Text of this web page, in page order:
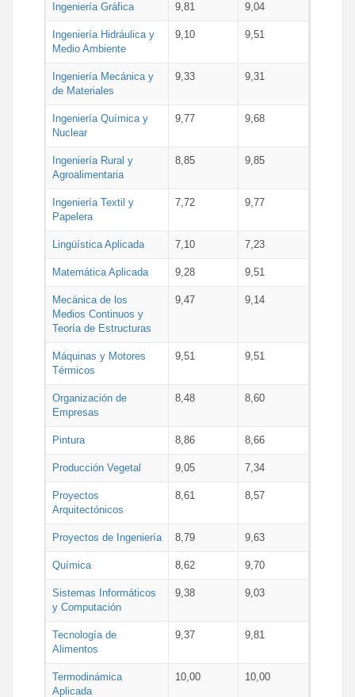
Ingeniería Gráfica 9,81 9,04
Ingeniería Hidráulica y
Medio Ambiente
9,10 9,51
Ingeniería Mecánica y
de Materiales
9,33 9,31
Ingeniería Química y
Nuclear
9,77 9,68
Ingeniería Rural y
Agroalimentaria
8,85 9,85
Ingeniería Textil y
Papelera
7,72 9,77
Lingüística Aplicada 7,10 7,23
Matemática Aplicada 9,28 9,51
Mecánica de los
Medios Continuos y
Teoría de Estructuras
9,47 9,14
Máquinas y Motores
Térmicos
9,51 9,51
Organización de
Empresas
8,48 8,60
Pintura 8,86 8,66
Producción Vegetal 9,05 7,34
Proyectos
Arquitectónicos
8,61 8,57
Proyectos de Ingeniería 8,79 9,63
Química 8,62 9,70
Sistemas Informáticos
y Computación
9,38 9,03
Tecnología de
Alimentos
9,37 9,81
Termodinámica
Aplicada
10,00 10,00